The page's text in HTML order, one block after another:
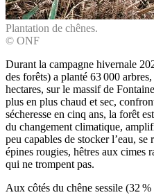
Plantation de chênes.
© ONF
Durant la campagne hivernale
des forêts) a planté 63 000
hectares, sur le massif de
plus en plus chaud et sec,
sécheresse en cinq ans, la forêt
du changement climatique,
peu capables de stocker l’eau, se
épines rougies, hêtres aux cimes
qui ne trompent pas.
Aux côtés du chêne sessile (32